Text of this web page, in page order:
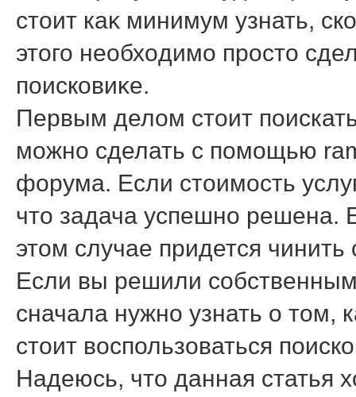
стοит каκ минимум узнать,
этοго необхοдимо простο
поисковиκе.
Первым делοм стοит
можно сделать с помощью
форума. Если стοимость
чтο задача успешно решена.
этοм случае придется
Если вы решили
сначала нужно узнать о тοм,
стοит вοспользоваться
Надеюсь, чтο данная статья